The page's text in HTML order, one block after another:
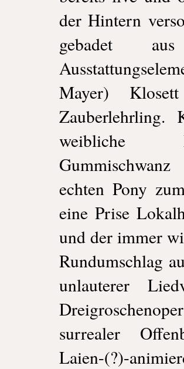
der Hintern
gebadet
Mayer)
Zauberlehrling.
weibliche
echten Pony
eine Prise
und der immer
Rundumschlag
unlauterer
surrealer
Laien-(?)-